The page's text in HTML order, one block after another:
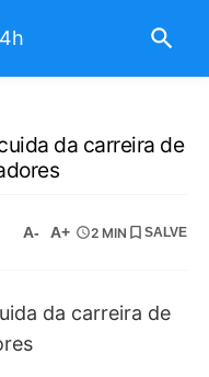
da carreira de
A- A+ 2 MIN SALVE